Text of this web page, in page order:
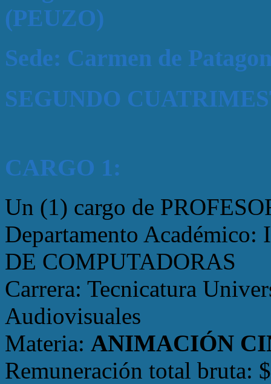
(PEUZO)
Sede: Carmen de
SEGUNDO
CARGO 1:
Un (1) cargo de
Departamento
DE COMPUTADORAS
Carrera: Tecnicatura
Audiovisuales
Materia: ANIMACIÓN
Remuneración total bruta: